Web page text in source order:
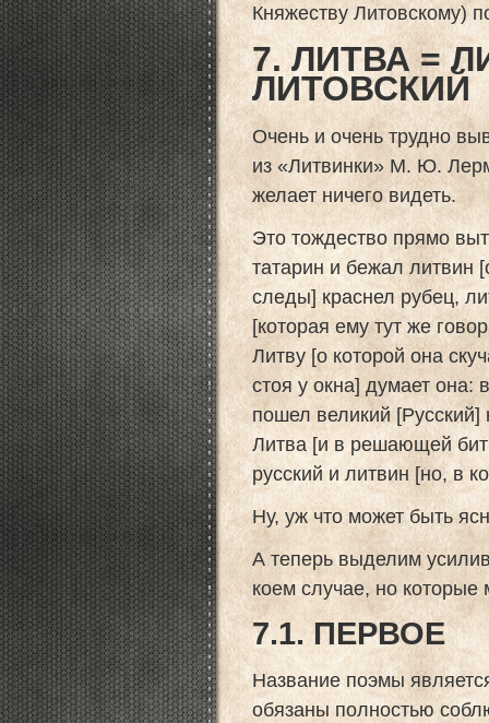
Княжеству Литовскому)
7. ЛИТВА =
ЛИТОВСКИЙ
Очень и очень трудно
из «Литвинки» М. Ю.
желает ничего видеть.
Это тождество прямо
татарин и бежал литвин
следы] краснел рубец,
[которая ему тут же
Литву [о которой она
стоя у окна] думает
пошел великий [Русский]
Литва [и в решающей
русский и литвин [но, в
Ну, уж что может быть
А теперь выделим
коем случае, но которые
7.1. ПЕРВОЕ
Название поэмы
обязаны полностью